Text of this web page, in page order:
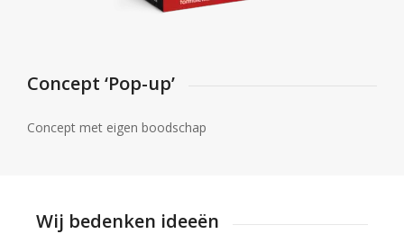
Concept ‘Pop-up’
Concept met eigen boodschap
Wij bedenken ideeën